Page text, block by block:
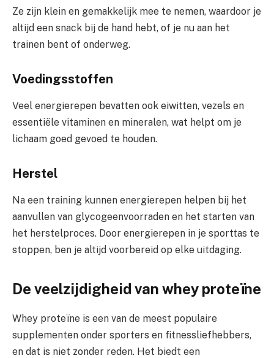
Ze zijn klein en gemakkelijk mee te nemen, waardoor je
altijd een snack bij de hand hebt, of je nu aan het
trainen bent of onderweg.
Voedingsstoffen
Veel energierepen bevatten ook eiwitten, vezels en
essentiële vitaminen en mineralen, wat helpt om je
lichaam goed gevoed te houden.
Herstel
Na een training kunnen energierepen helpen bij het
aanvullen van glycogeenvoorraden en het starten van
het herstelproces. Door energierepen in je sporttas te
stoppen, ben je altijd voorbereid op elke uitdaging.
De veelzijdigheid van whey proteïne
Whey proteïne is een van de meest populaire
supplementen onder sporters en fitnessliefhebbers,
en dat is niet zonder reden. Het biedt een